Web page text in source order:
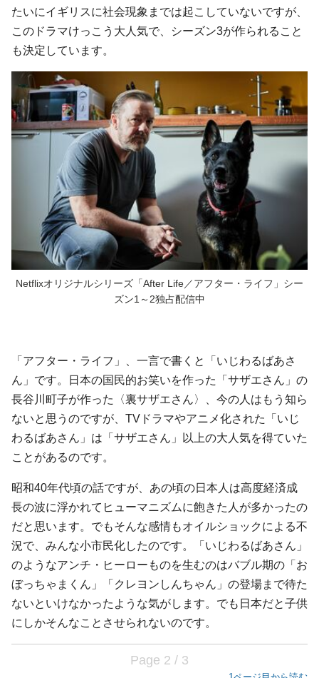
たいにイギリスに社会現象までは起こしていないですが、
このドラマけっこう大人気で、シーズン3が作られること
も決定しています。
Netflixオリジナルシリーズ「After Life／アフター・ライフ」シー
ズン1～2独占配信中
「アフター・ライフ」、一言で書くと「いじわるばあさ
ん」です。日本の国民的お笑いを作った「サザエさん」の
長谷川町子が作った〈裏サザエさん〉、今の人はもう知ら
ないと思うのですが、TVドラマやアニメ化された「いじ
わるばあさん」は「サザエさん」以上の大人気を得ていた
ことがあるのです。
昭和40年代頃の話ですが、あの頃の日本人は高度経済成
長の波に浮かれてヒューマニズムに飽きた人が多かったの
だと思います。でもそんな感情もオイルショックによる不
況で、みんな小市民化したのです。「いじわるばあさん」
のようなアンチ・ヒーローものを生むのはバブル期の「お
ぼっちゃまくん」「クレヨンしんちゃん」の登場まで待た
ないといけなかったような気がします。でも日本だと子供
にしかそんなことさせられないのです。
Page 2 / 3